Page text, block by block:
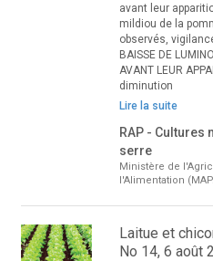
avant leur
mildiou de la
observés,
BAISSE DE
AVANT LEUR
diminution
Lire la suite
RAP -
serre
Ministère de
l'Alimentation
Laitue et
No 14, 6 août